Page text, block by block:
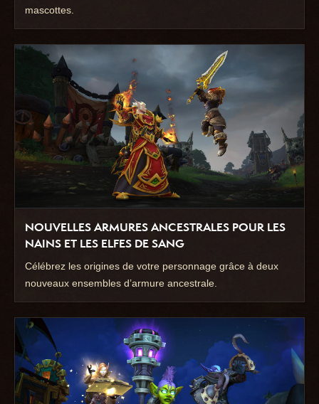
mascottes.
NOUVELLES ARMURES ANCESTRALES POUR LES
NAINS ET LES ELFES DE SANG
Célébrez les origines de votre personnage grâce à deux
nouveaux ensembles d’armure ancestrale.